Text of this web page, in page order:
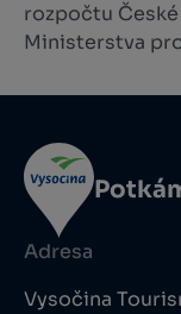
rozpočtu
Ministerstva
Adresa
Vysočina